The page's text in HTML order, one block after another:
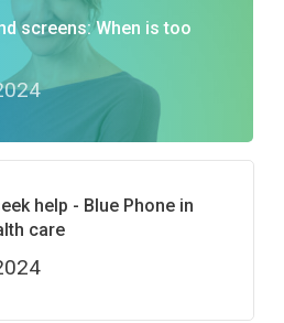
screens: When is too
help - Blue Phone in
care